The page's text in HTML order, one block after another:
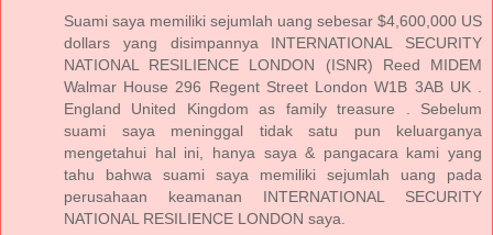
Suami saya memiliki sejumlah uang sebesar $4,600,000 US
dollars yang disimpannya INTERNATIONAL SECURITY
NATIONAL RESILIENCE LONDON (ISNR) Reed MIDEM
Walmar House 296 Regent Street London W1B 3AB UK .
England United Kingdom as family treasure . Sebelum
suami saya meninggal tidak satu pun keluarganya
mengetahui hal ini, hanya saya & pangacara kami yang
tahu bahwa suami saya memiliki sejumlah uang pada
perusahaan keamanan INTERNATIONAL SECURITY
NATIONAL RESILIENCE LONDON saya.